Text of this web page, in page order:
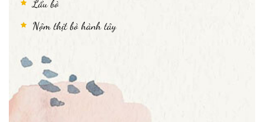
Lẩu bò
Nộm thịt bò hành tây